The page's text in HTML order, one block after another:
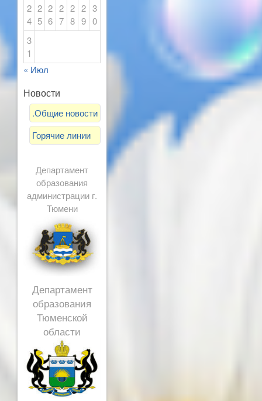
2
4
2
5
2
6
2
7
2
8
2
9
3
0
3
1
« Июл
Новости
.Общие новости
Горячие линии
Департамент
образования
администрации г.
Тюмени
Департамент
образования
Тюменской
области